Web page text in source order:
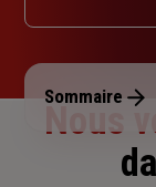
Dimanche :
Sommaire
Nous